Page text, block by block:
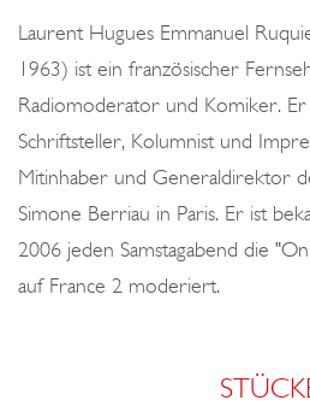
Laurent Hugues Emmanuel
1963) ist ein französischer
Radiomoderator und Komiker. Er
Schriftsteller, Kolumnist und
Mitinhaber und Generaldirektor
Simone Berriau in Paris. Er ist
2006 jeden Samstagabend die
auf France 2 moderiert.